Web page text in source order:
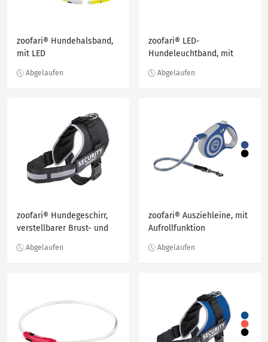
zoofari® Hundehalsband,
mit LED
zoofari® LED-
Hundeleuchtband, mit
zoofari® Hundegeschirr,
verstellbarer Brust- und
zoofari® Ausziehleine, mit
Aufrollfunktion